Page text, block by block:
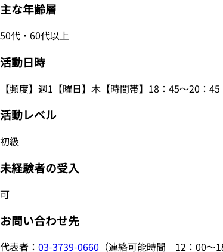
主な年齢層
50代・60代以上
活動日時
【頻度】週1【曜日】木【時間帯】18：45～20：45
活動レベル
初級
未経験者の受入
可
お問い合わせ先
代表者： 03-3739-0660 （連絡可能時間 12：00～